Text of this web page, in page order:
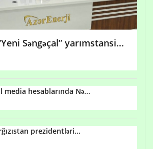
Səngəçal” yarımstansi...
hesablarında Nə...
prezidentləri...